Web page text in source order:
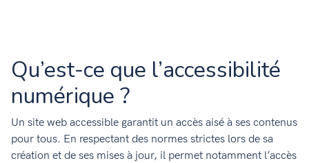
Qu’est-ce que l’accessibilité
numérique ?
Un site web accessible garantit un accès aisé à ses contenus
pour tous. En respectant des normes strictes lors de sa
création et de ses mises à jour, il permet notamment l’accès